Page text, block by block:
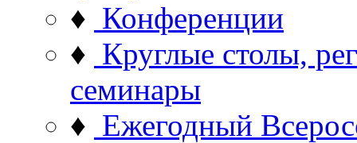
♦ Конференции
♦ Круглые столы,
семинары
♦ Ежегодный